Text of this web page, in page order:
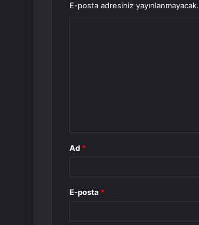
E-posta adresiniz yayınlanmayacak.
Ad *
E-posta *